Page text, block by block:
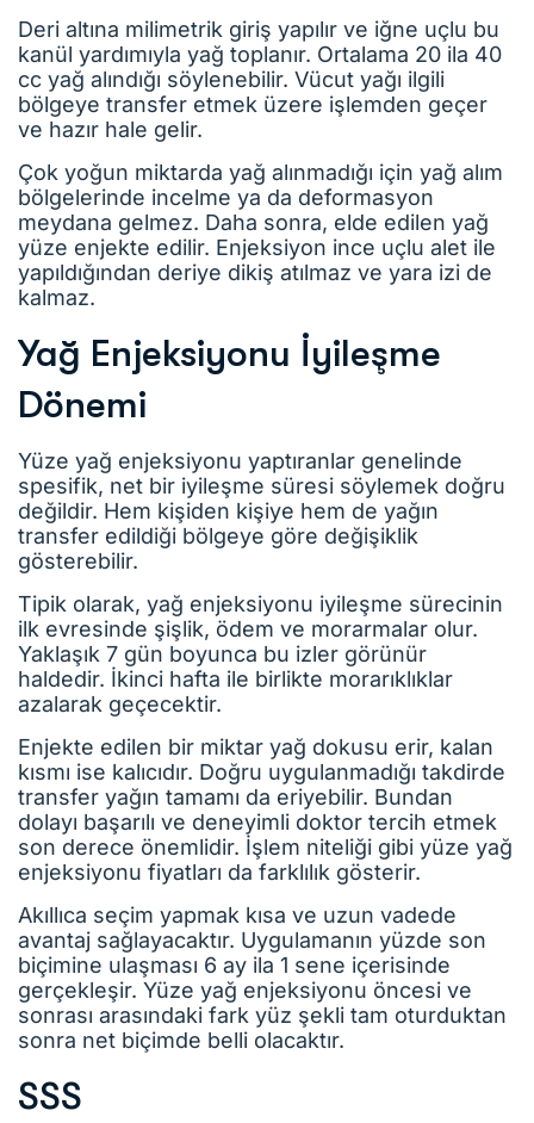
Deri altına milimetrik giriş yapılır ve iğne uçlu bu
kanül yardımıyla yağ toplanır. Ortalama 20 ila 40
cc yağ alındığı söylenebilir. Vücut yağı ilgili
bölgeye transfer etmek üzere işlemden geçer
ve hazır hale gelir.
Çok yoğun miktarda yağ alınmadığı için yağ alım
bölgelerinde incelme ya da deformasyon
meydana gelmez. Daha sonra, elde edilen yağ
yüze enjekte edilir. Enjeksiyon ince uçlu alet ile
yapıldığından deriye dikiş atılmaz ve yara izi de
kalmaz.
Yağ Enjeksiyonu İyileşme
Dönemi
Yüze yağ enjeksiyonu yaptıranlar genelinde
spesifik, net bir iyileşme süresi söylemek doğru
değildir. Hem kişiden kişiye hem de yağın
transfer edildiği bölgeye göre değişiklik
gösterebilir.
Tipik olarak, yağ enjeksiyonu iyileşme sürecinin
ilk evresinde şişlik, ödem ve morarmalar olur.
Yaklaşık 7 gün boyunca bu izler görünür
haldedir. İkinci hafta ile birlikte morarıklıklar
azalarak geçecektir.
Enjekte edilen bir miktar yağ dokusu erir, kalan
kısmı ise kalıcıdır. Doğru uygulanmadığı takdirde
transfer yağın tamamı da eriyebilir. Bundan
dolayı başarılı ve deneyimli doktor tercih etmek
son derece önemlidir. İşlem niteliği gibi yüze yağ
enjeksiyonu fiyatları da farklılık gösterir.
Akıllıca seçim yapmak kısa ve uzun vadede
avantaj sağlayacaktır. Uygulamanın yüzde son
biçimine ulaşması 6 ay ila 1 sene içerisinde
gerçekleşir. Yüze yağ enjeksiyonu öncesi ve
sonrası arasındaki fark yüz şekli tam oturduktan
sonra net biçimde belli olacaktır.
SSS